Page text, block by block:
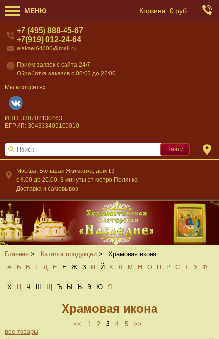
МЕНЮ Корзина: 0 руб.
Москва, Большая Якиманка, дом 19
c 9.00 до 20.00, 3 минуты от метро Полянка
Доставка и самовывоз
+7 (495) 888-45-67
+7(919) 012-24-64
aleksei64200@mail.ru
Прием заявок с сайта 24/7
Обработка заказов с 08:00 до 22:00
Мы в соцсетях:
ИНН: 330702130463
ЕГРИП: 304333405100010
Найти
Главная > Каталог продукции >
Храмовая икона
А
Б В Г Д Е Ё Ж З И Й К Л М Н О П Р С Т У Ф
Х Ц Ч Ш Щ Ъ Ы Ь Э Ю Я
Храмовая икона
<< 1 2 3 4 5
>>
все товары